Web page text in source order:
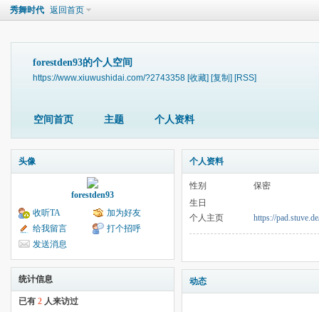
秀舞时代 返回首页
forestden93的个人空间
https://www.xiuwushidai.com/?2743358 [收藏] [复制] [RSS]
空间首页 主题 个人资料
头像
forestden93
收听TA
加为好友
给我留言
打个招呼
发送消息
统计信息
已有 2 人来访过
个人资料
性别
保密
生日
个人主页
https://
动态